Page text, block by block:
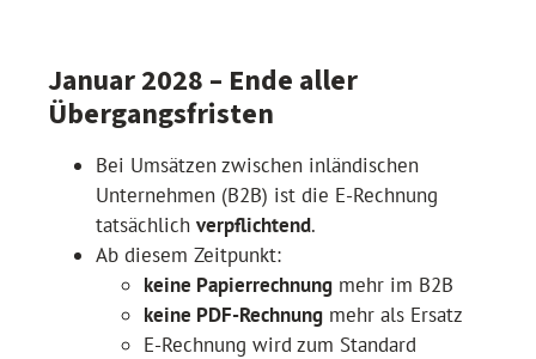
Januar 2028 – Ende aller
Übergangsfristen
Bei Umsätzen zwischen inländischen
Unternehmen (B2B) ist die E-Rechnung
tatsächlich verpflichtend.
Ab diesem Zeitpunkt:
keine Papierrechnung mehr im B2B
keine PDF-Rechnung mehr als Ersatz
E-Rechnung wird zum Standard